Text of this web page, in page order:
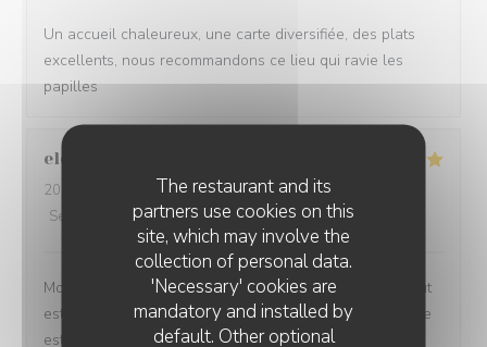
The restaurant and its
partners use cookies on this
site, which may involve the
collection of personal data.
'Necessary' cookies are
mandatory and installed by
default. Other optional
Un accueil chaleureux, une carte diversifiée, des plats
excellents, nous recommandons ce lieu qui ravie les
papilles
elodie
2026-07-24
- 19:30 - Guests 3
Service
Ambiance: 5/5 Food:5/5 Value: 5
Mon restaurant préféré! De l’accueil jusqu’aux plats, tout
est toujours parfait. Le service est irréprochable, l’équipe
est accueillante et professionnelle, et le parking est un